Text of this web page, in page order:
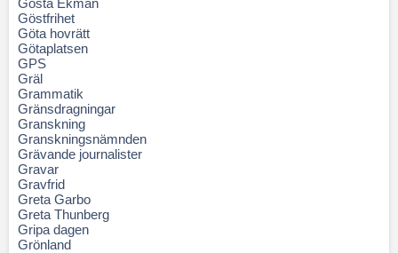
Gösta Ekman
Göstfrihet
Göta hovrätt
Götaplatsen
GPS
Gräl
Grammatik
Gränsdragningar
Granskning
Granskningsnämnden
Grävande journalister
Gravar
Gravfrid
Greta Garbo
Greta Thunberg
Gripa dagen
Grönland